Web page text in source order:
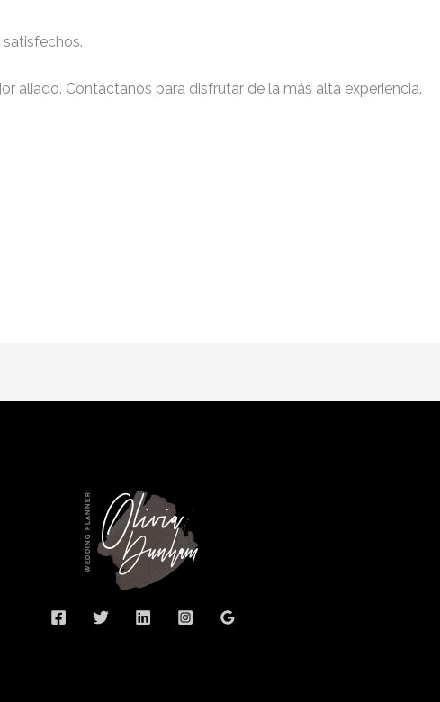
aliado. Contáctanos para disfrutar de la más alta experiencia.